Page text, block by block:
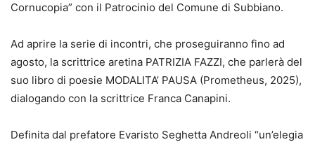
Cornucopia” con il Patrocinio del Comune di Subbiano.
Ad aprire la serie di incontri, che proseguiranno fino ad
agosto, la scrittrice aretina PATRIZIA FAZZI, che parlerà del
suo libro di poesie MODALITA’ PAUSA (Prometheus, 2025),
dialogando con la scrittrice Franca Canapini.
Definita dal prefatore Evaristo Seghetta Andreoli “un’elegia